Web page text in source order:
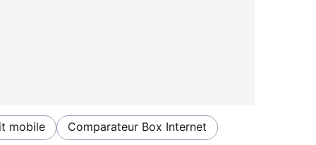
mobile Comparateur Box Internet